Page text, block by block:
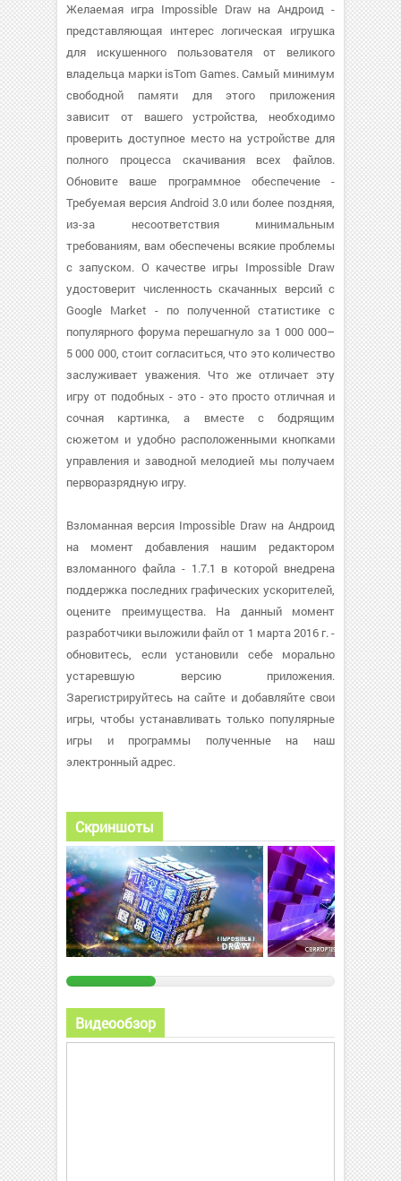
Желаемая игра Impossible Draw на Андроид -
представляющая интерес логическая игрушка
для искушенного пользователя от великого
владельца марки isTom Games. Самый минимум
свободной памяти для этого приложения
зависит от вашего устройства, необходимо
проверить доступное место на устройстве для
полного процесса скачивания всех файлов.
Обновите ваше программное обеспечение -
Требуемая версия Android 3.0 или более поздняя,
из-за несоответствия минимальным
требованиям, вам обеспечены всякие проблемы
с запуском. О качестве игры Impossible Draw
удостоверит численность скачанных версий с
Google Market - по полученной статистике с
популярного форума перешагнуло за 1 000 000–
5 000 000, стоит согласиться, что это количество
заслуживает уважения. Что же отличает эту
игру от подобных - это - это просто отличная и
сочная картинка, а вместе с бодрящим
сюжетом и удобно расположенными кнопками
управления и заводной мелодией мы получаем
перворазрядную игру.
Взломанная версия Impossible Draw на Андроид
на момент добавления нашим редактором
взломанного файла - 1.7.1 в которой внедрена
поддержка последних графических ускорителей,
оцените преимущества. На данный момент
разработчики выложили файл от 1 марта 2016 г. -
обновитесь, если установили себе морально
устаревшую версию приложения.
Зарегистрируйтесь на сайте и добавляйте свои
игры, чтобы устанавливать только популярные
игры и программы полученные на наш
электронный адрес.
Скриншоты
Видеообзор